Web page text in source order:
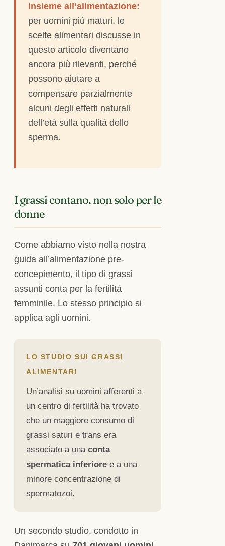
insieme all’alimentazione:
per uomini più maturi, le
scelte alimentari discusse in
questo articolo diventano
ancora più rilevanti, perché
possono aiutare a
compensare parzialmente
alcuni degli effetti naturali
dell’età sulla qualità dello
sperma.
I grassi contano, non solo per le
donne
Come abbiamo visto nella nostra
guida all’alimentazione pre-
concepimento, il tipo di grassi
assunti conta per la fertilità
femminile. Lo stesso principio si
applica agli uomini.
LO STUDIO SUI GRASSI
ALIMENTARI
Un’analisi su uomini afferenti a
un centro di fertilità ha trovato
che un maggiore consumo di
grassi saturi e trans era
associato a una conta
spermatica inferiore e a una
minore concentrazione di
spermatozoi.
Un secondo studio, condotto in